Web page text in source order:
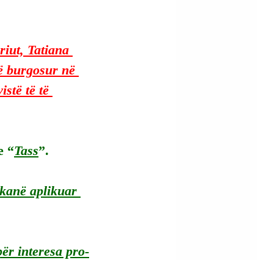
Tatiana
burgosur në
të të
“Tass”.
aplikuar
interesa pro-